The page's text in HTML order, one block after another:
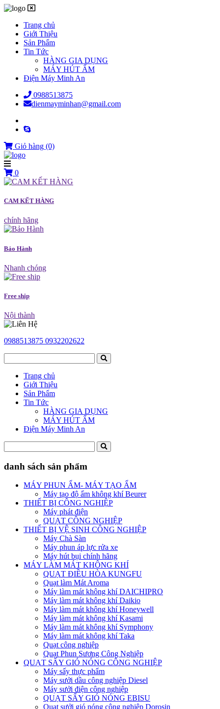
Trang chủ
Giới Thiệu
Sản Phẩm
Tin Tức
HÀNG GIA DỤNG
MÁY HÚT ẨM
Điện Máy Minh An
0988513875
dienmayminhan@gmail.com
Giỏ hàng (0)
0
CAM KẾT HÀNG
chính hãng
Bảo Hành
Nhanh chóng
Free ship
Nội thành
0988513875 0932202622
Trang chủ
Giới Thiệu
Sản Phẩm
Tin Tức
HÀNG GIA DỤNG
MÁY HÚT ẨM
Điện Máy Minh An
danh sách sản phẩm
MÁY PHUN ẨM- MÁY TẠO ẨM
Máy tạo độ ẩm không khí Beurer
THIẾT BỊ CÔNG NGHIỆP
Máy phát điện
QUẠT CÔNG NGHIỆP
THIẾT BỊ VỆ SINH CÔNG NGHIỆP
Máy Chà Sàn
Máy phun áp lực rửa xe
Máy hút bụi chính hãng
MÁY LÀM MÁT KHÔNG KHÍ
QUẠT ĐIỀU HÒA KUNGFU
Quạt làm Mát Aroma
Máy làm mát không khí DAICHIPRO
Máy làm mát không khí Daikio
Máy làm mát không khí Honeywell
Máy làm mát không khí Kasami
Máy làm mát không khí Symphony
Máy làm mát không khí Taka
Quạt công nghiệp
Quạt Phun Sương Công Nghiệp
QUẠT SẤY GIÓ NÓNG CÔNG NGHIỆP
Máy sấy thực phẩm
Máy sưởi dầu công nghiệp Diesel
Máy sưởi điện công nghiệp
QUẠT SẤY GIÓ NÓNG EBISU
Quạt sưởi gió nóng công nghiệp Dorosin